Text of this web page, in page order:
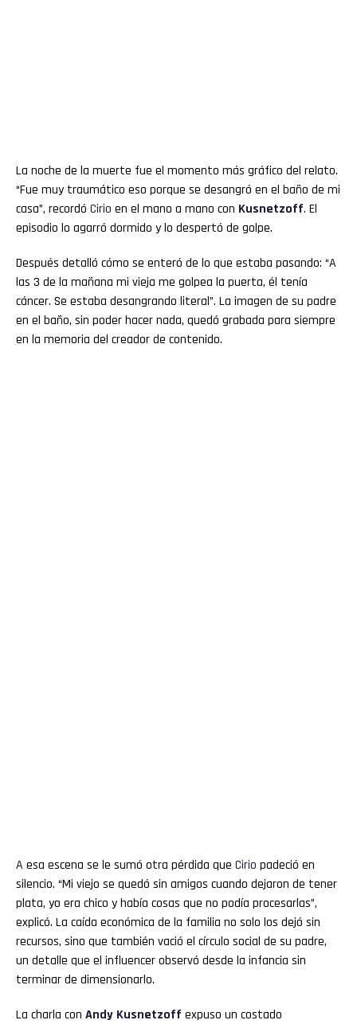
La noche de la muerte fue el momento más gráfico del relato.
“Fue muy traumático eso porque se desangró en el baño de mi
casa”, recordó Cirio en el mano a mano con Kusnetzoff. El
episodio lo agarró dormido y lo despertó de golpe.
Después detalló cómo se enteró de lo que estaba pasando: “A
las 3 de la mañana mi vieja me golpea la puerta, él tenía
cáncer. Se estaba desangrando literal”. La imagen de su padre
en el baño, sin poder hacer nada, quedó grabada para siempre
en la memoria del creador de contenido.
A esa escena se le sumó otra pérdida que Cirio padeció en
silencio. “Mi viejo se quedó sin amigos cuando dejaron de tener
plata, yo era chico y había cosas que no podía procesarlas”,
explicó. La caída económica de la familia no solo los dejó sin
recursos, sino que también vació el círculo social de su padre,
un detalle que el influencer observó desde la infancia sin
terminar de dimensionarlo.
La charla con Andy Kusnetzoff expuso un costado